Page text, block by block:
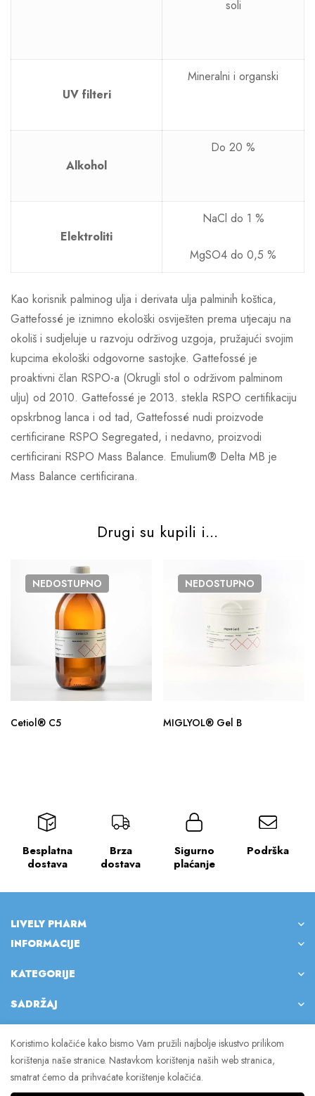
soli
UV filteri
Mineralni i organski
Alkohol
Do 20 %
Elektroliti
NaCl do 1 %
MgSO4 do 0,5 %
Kao korisnik palminog ulja i derivata ulja palminih koštica,
Gattefossé je iznimno ekološki osviješten prema utjecaju na
okoliš i sudjeluje u razvoju održivog uzgoja, pružajući svojim
kupcima ekološki odgovorne sastojke. Gattefossé je
proaktivni član RSPO-a (Okrugli stol o održivom palminom
ulju) od 2010. Gattefossé je 2013. stekla RSPO certifikaciju
opskrbnog lanca i od tad, Gattefossé nudi proizvode
certificirane RSPO Segregated, i nedavno, proizvodi
certificirani RSPO Mass Balance. Emulium® Delta MB je
Mass Balance certificirana.
Drugi su kupili i...
NEDOSTUPNO
Cetiol® C5
NEDOSTUPNO
MIGLYOL® Gel B
Besplatna
dostava
Brza
dostava
Sigurno
plaćanje
Podrška
LIVELY PHARM
INFORMACIJE
KATEGORIJE
SADRŽAJ
© 2023 Lively Pharm. Sva prava pridržana.
Koristimo kolačiće kako bismo Vam pružili najbolje iskustvo prilikom
korištenja naše stranice. Nastavkom korištenja naših web stranica,
smatrat ćemo da prihvaćate korištenje kolačića.